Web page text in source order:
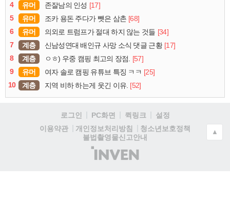
4
유머 존잘남의 인성 [17]
5
유머 조카 용돈 주다가 뺏은 삼촌 [68]
6
유머 의외로 트럼프가 절대 하지 않는 것들 [34]
7
계층 신남성연대 배인규 사망 소식 댓글 근황 [17]
8
계층 ㅇㅎ) 우중 캠핑 최고의 장점. [57]
9
유머 여자 솔로 캠핑 유튜브 특징 ㅋㅋ [25]
10
계층 지역 비하 하는게 웃긴 이유. [52]
로그인 PC화면 퀵링크
설정
이용약관
개인정보처리방침
청소년보호정책
불법촬영물신고안내
(주)
인
▲